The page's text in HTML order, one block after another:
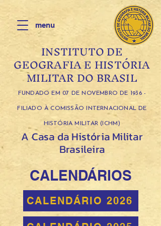
INSTITUTO DE
GEOGRAFIA E HISTÓRIA
MILITAR DO BRASIL
FUNDADO EM 07 DE NOVEMBRO DE 1936 -
FILIADO À COMISSÃO INTERNACIONAL DE
HISTÓRIA MILITAR (ICHM)
A Casa da História Militar
Brasileira
menu
CALENDÁRIOS
CALENDÁRIO 2026